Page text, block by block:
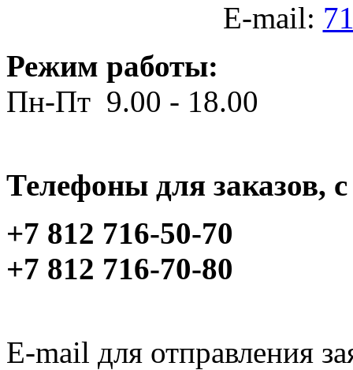
E-mail:
Режим работы:
Пн-Пт 9.00 - 18.00
Телефоны для заказов,
+7 812 716-50-70
+7 812 716-70-80
E-mail для отправления